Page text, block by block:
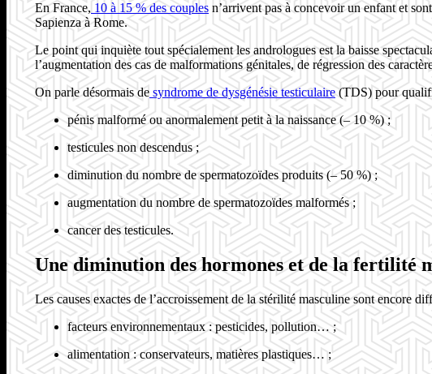
En France, 10 à 15 % des couples n’arrivent pas à concevoir un enfant et
Sapienza à Rome.
Le point qui inquiète tout spécialement les andrologues est la baisse
l’augmentation des cas de malformations génitales, de régression des
On parle désormais de syndrome de dysgénésie testiculaire(TDS) pour
pénis malformé ou anormalement petit à la naissance (– 10 %) ;
testicules non descendus ;
diminution du nombre de spermatozoïdes produits (– 50 %) ;
augmentation du nombre de spermatozoïdes malformés ;
cancer des testicules.
Une diminution des hormones et de la fertilité
Les causes exactes de l’accroissement de la stérilité masculine sont encore
facteurs environnementaux : pesticides, pollution… ;
alimentation : conservateurs, matières plastiques… ;